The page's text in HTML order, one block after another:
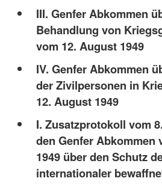
III. Genfer Abkommen
Behandlung von
vom 12. August 1949
IV. Genfer Abkommen
der Zivilpersonen in
12. August 1949
I. Zusatzprotokoll vom
den Genfer Abkommen
1949 über den Schutz
internationaler